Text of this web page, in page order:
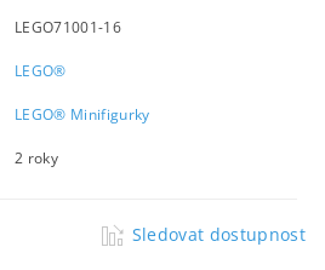
LEGO71001-16
LEGO®
LEGO® Minifigurky
2 roky
Sledovat dostupnost